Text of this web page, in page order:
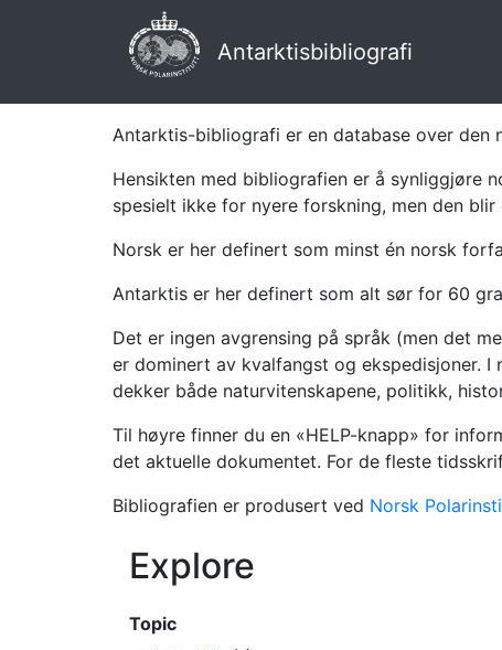
Antarktisbibliografi
Antarktis-bibliografi er en database over den
Hensikten med bibliografien er å synliggjøre
spesielt ikke for nyere forskning, men den
Norsk er her definert som minst én norsk
Antarktis er her definert som alt sør for 60
Det er ingen avgrensing på språk (men det
er dominert av kvalfangst og ekspedisjoner.
dekker både naturvitenskapene, politikk,
Til høyre finner du en «HELP-knapp» for
det aktuelle dokumentet. For de fleste
Bibliografien er produsert ved Norsk
Explore
Topic